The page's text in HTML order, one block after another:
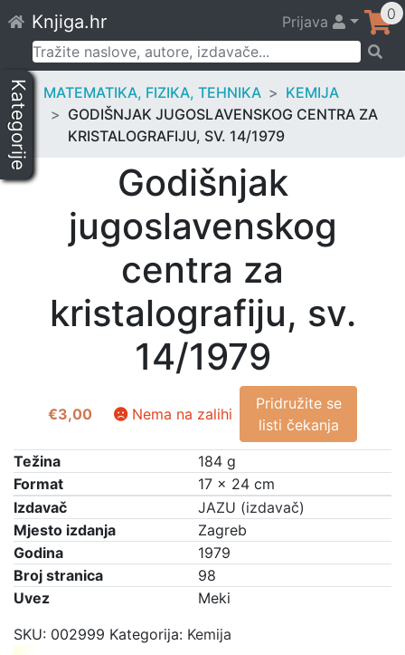
to
content
Knjiga.hr Prijava 0
Pretraži:
Kategorije MATEMATIKA, FIZIKA, TEHNIKA
KEMIJA
GODIŠNJAK JUGOSLAVENSKOG CENTRA ZA
KRISTALOGRAFIJU, SV. 14/1979
Godišnjak
jugoslavenskog
centra za
kristalografiju, sv.
14/1979
€3,00 Nema na zalihi
Pridružite se
listi čekanja
Težina
184 g
Format
17 × 24 cm
Izdavač
JAZU (izdavač)
Mjesto izdanja
Zagreb
Godina
1979
Broj stranica
98
Uvez
Meki
SKU: 002999 Kategorija: Kemija